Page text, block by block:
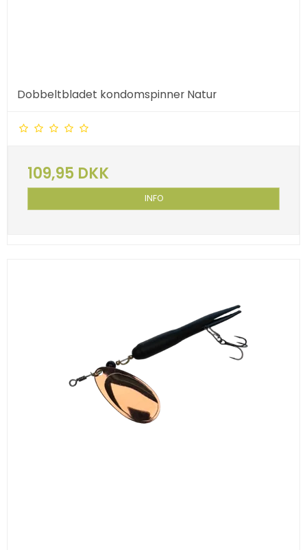
Dobbeltbladet kondomspinner Natur
109,95 DKK
INFO